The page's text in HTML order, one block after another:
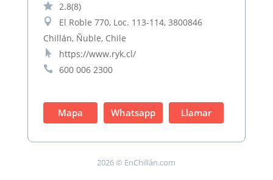
 2.8(8)

El Roble 770, Loc. 113-114, 3800846
Chillán, Ñuble, Chile
 https://www.ryk.cl/
 600 006 2300
Mapa Whatsapp Llamar
2026 © EnChillán.com